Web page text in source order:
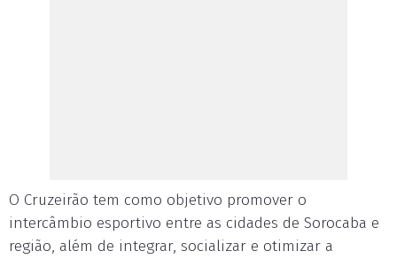
O Cruzeirão tem como objetivo promover o
intercâmbio esportivo entre as cidades de Sorocaba e
região, além de integrar, socializar e otimizar a